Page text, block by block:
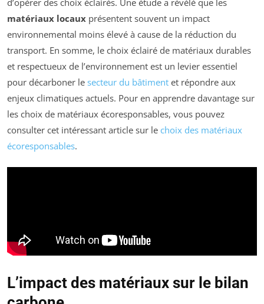
matériaux locaux présentent souvent un impact
environnemental moins élevé à cause de la réduction du
transport. En somme, le choix éclairé de matériaux durables
et respectueux de l’environnement est un levier essentiel
pour décarboner le secteur du bâtiment et répondre aux
enjeux climatiques actuels. Pour en apprendre davantage sur
les choix de matériaux écoresponsables, vous pouvez
consulter cet intéressant article sur le choix des matériaux
écoresponsables.
L’impact des matériaux sur le bilan